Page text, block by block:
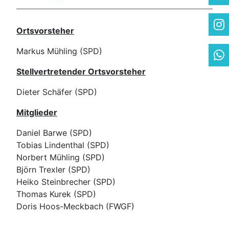
Ortsvorsteher
Markus Mühling (SPD)
Stellvertretender Ortsvorsteher
Dieter Schäfer (SPD)
Mitglieder
Daniel Barwe (SPD)
Tobias Lindenthal (SPD)
Norbert Mühling (SPD)
Björn Trexler (SPD)
Heiko Steinbrecher (SPD)
Thomas Kurek (SPD)
Doris Hoos-Meckbach (FWGF)